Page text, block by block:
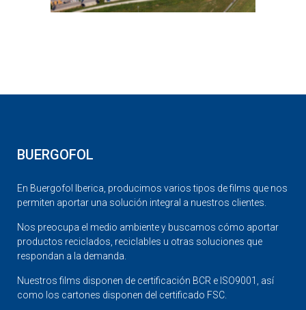
BUERGOFOL
En Buergofol Iberica, producimos varios tipos de films que nos
permiten aportar una solución integral a nuestros clientes.
Nos preocupa el medio ambiente y buscamos cómo aportar
productos reciclados, reciclables u otras soluciones que
respondan a la demanda.
Nuestros films disponen de certificación BCR e ISO9001, así
como los cartones disponen del certificado FSC.